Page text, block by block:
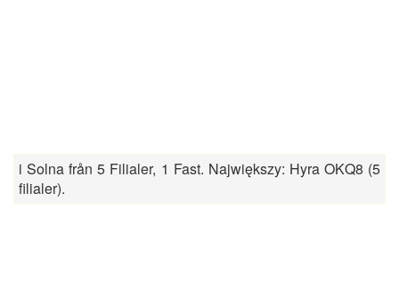
i Solna från 5 Filialer, 1 Fast. Największy: Hyra OKQ8 (5
filialer).